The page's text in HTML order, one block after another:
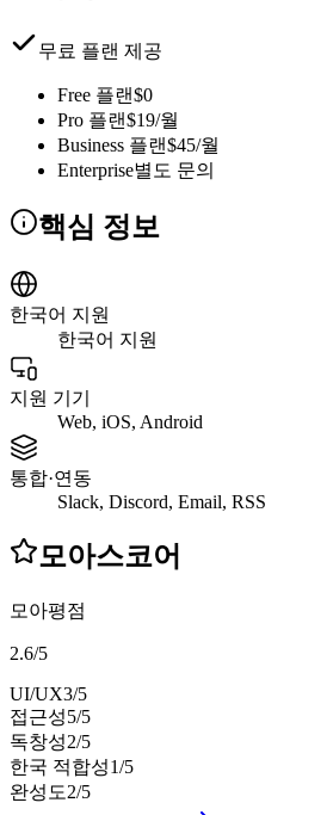
무료 플랜 제공
Free 플랜$0
Pro 플랜$19/월
Business 플랜$45/월
Enterprise별도 문의
핵심 정보
한국어 지원
한국어 지원
지원 기기
Web, iOS, Android
통합·연동
Slack, Discord, Email, RSS
모아스코어
모아평점
2.6/5
UI/UX3/5
접근성5/5
독창성2/5
한국 적합성1/5
완성도2/5